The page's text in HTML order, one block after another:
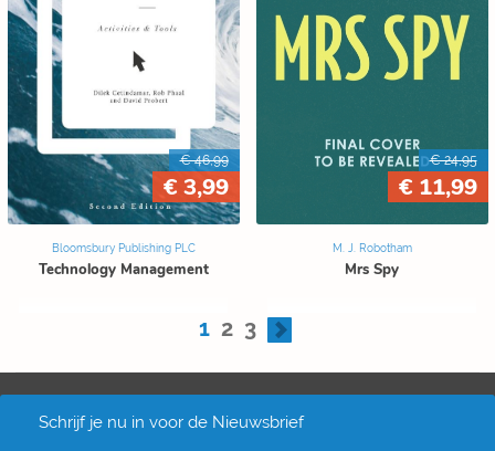
€ 46,99
€ 3,99
Bloomsbury Publishing PLC
Technology Management
€ 24,95
€ 11,99
M. J. Robotham
Mrs Spy
1 2 3
Schrijf je nu in voor de Nieuwsbrief